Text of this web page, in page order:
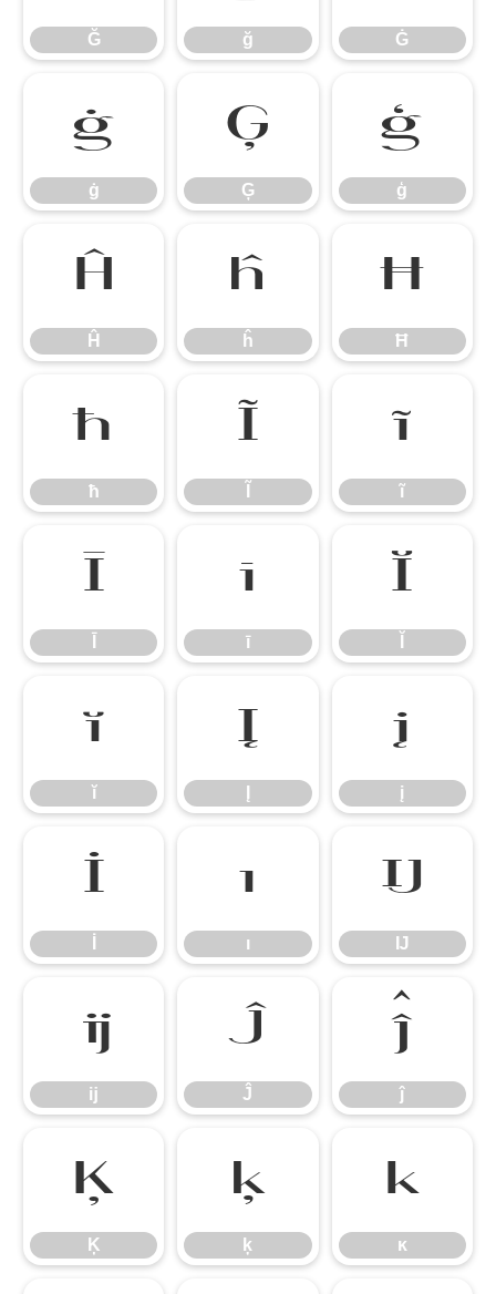
Ğ ğ Ġ
ġ
ġ
Ģ
Ģ
ģ
ģ
Ĥ
Ĥ
ĥ
ĥ
Ħ
Ħ
ħ
ħ
Ĩ ĩ
ĩ
Ī ī
ī
Ĭ
ĭ
ĭ
Į į
į
İ ı
ı
Ĳ
Ĳ
ĳ
ĳ
Ĵ
Ĵ
ĵ
ĵ
Ķ
Ķ
ķ
ķ
ĸ
ĸ